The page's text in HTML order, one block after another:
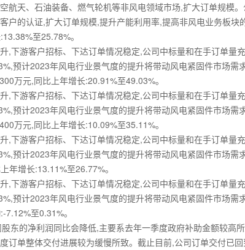
航天、石油装备、燃气轮机等非风电领域市场,扩大订单规模
户的认证,扩大订单规模,提升产能利用率,提高非风电业务板块
至25.78%。
游客户招标、下达订单情况稳定,公司中标量和在手订单量
预计2023年风电行业景气度的提升将带动风电紧固件市场需
万元,同比上年增长:20.91%至49.03%。
游客户招标、下达订单情况稳定,公司中标量和在手订单量
预计2023年风电行业景气度的提升将带动风电紧固件市场需
万元,同比上年增长:10.09%至35.11%。
游客户招标、下达订单情况稳定,公司中标量和在手订单量
预计2023年风电行业景气度的提升将带动风电紧固件市场需
增长:13.11%至26.77%。
游客户招标、下达订单情况稳定,公司中标量和在手订单量
预计2023年风电行业景气度的提升将带动风电紧固件市场需
至0.31%。
的净利润同比会降低,主要系去年一季度政府补助金额较高
订单整体交付进展较为缓慢所致。截止目前,公司订单交付已